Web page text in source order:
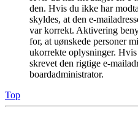
den. Hvis du ikke har
skyldes, at den e-
var korrekt. Aktivering
for, at uønskede personer
ukorrekte oplysninger.
skrevet den rigtige e-
boardadministrator.
Top